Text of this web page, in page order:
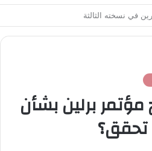
في نسخته الثالثة
برلين بشأن
تحقق؟